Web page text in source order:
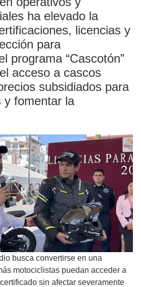
ha elevado la
licencias y
para
programa “Cascotón”
acceso a cascos
subsidiados para
y fomentar la
busca convertirse en una
motociclistas puedan acceder a
sin afectar severamente